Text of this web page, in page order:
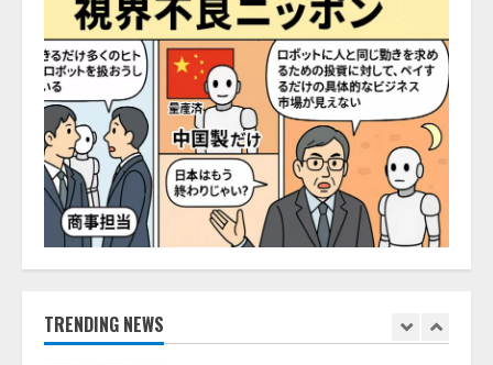
TRENDING NEWS
5
AI駆動開発の推進に向けて
「TinhVan Technologies JSC.」と業
務提携
2026/08/06/14:54:32
1
【開催報告】次世代AIプラットフ
ォーム「TAIZA」および新サービ
スに関する記者発表会を開催
lmessage、MCP接続機能を強化
し、AIから設定操作できる機能を